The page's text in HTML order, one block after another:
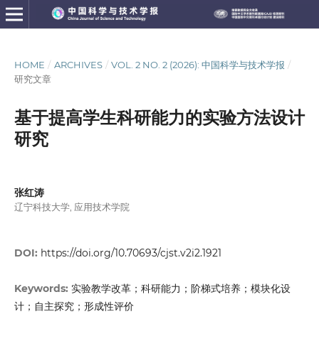
HOME / ARCHIVES / VOL. 2 NO. 2 (2026): 中国科学与技术学报 /
研究文章
基于提高学生科研能力的实验方法设计
研究
张红涛
辽宁科技大学, 应用技术学院
DOI: https://doi.org/10.70693/cjst.v2i2.1921
Keywords: 实验教学改革；科研能力；阶梯式培养；模块化设
计；自主探究；形成性评价